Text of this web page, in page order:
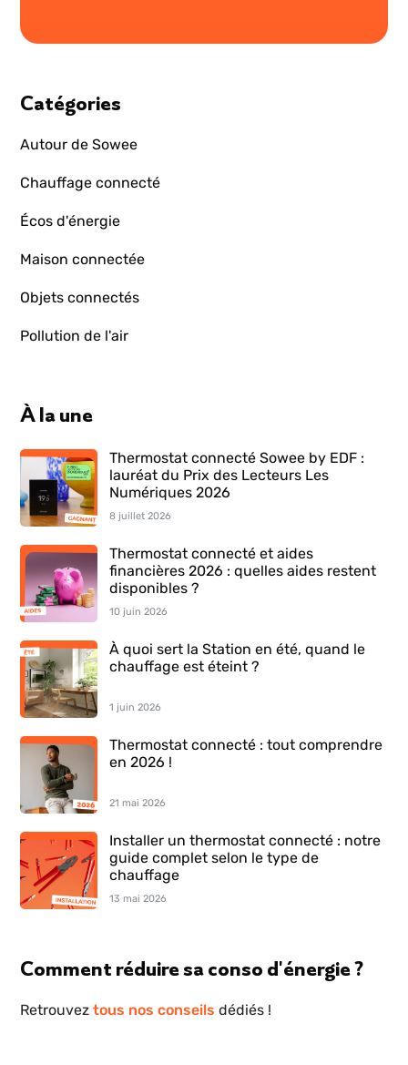
Catégories
Autour de Sowee
Chauffage connecté
Écos d'énergie
Maison connectée
Objets connectés
Pollution de l'air
À la une
Thermostat connecté Sowee by EDF :
lauréat du Prix des Lecteurs Les
Numériques 2026
8 juillet 2026
Thermostat connecté et aides
financières 2026 : quelles aides restent
disponibles ?
10 juin 2026
À quoi sert la Station en été, quand le
chauffage est éteint ?
1 juin 2026
Thermostat connecté : tout comprendre
en 2026 !
21 mai 2026
Installer un thermostat connecté : notre
guide complet selon le type de
chauffage
13 mai 2026
Comment réduire sa conso d'énergie ?
Retrouveztous nos conseils dédiés !